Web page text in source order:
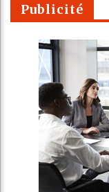
Publicité